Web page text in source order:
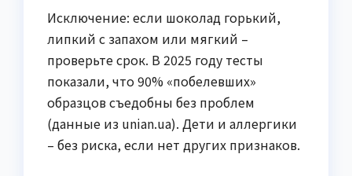
Исключение: если шоколад горький,
липкий с запахом или мягкий –
проверьте срок. В 2025 году тесты
показали, что 90% «побелевших»
образцов съедобны без проблем
(данные из unian.ua). Дети и аллергики
– без риска, если нет других признаков.